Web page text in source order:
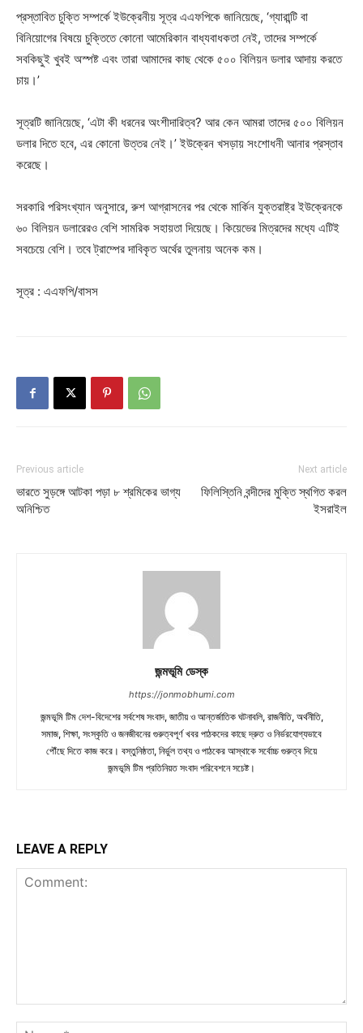
প্রস্তাবিত চুক্তি সম্পর্কে ইউক্রেনীয় সূত্র এএফপিকে জানিয়েছে, ‘গ্যারান্টি বা
বিনিয়োগের বিষয়ে চুক্তিতে কোনো আমেরিকান বাধ্যবাধকতা নেই, তাদের সম্পর্কে
সবকিছুই খুবই অস্পষ্ট এবং তারা আমাদের কাছ থেকে ৫০০ বিলিয়ন ডলার আদায় করতে
চায়।’
সূত্রটি জানিয়েছে, ‘এটা কী ধরনের অংশীদারিত্ব? আর কেন আমরা তাদের ৫০০ বিলিয়ন
ডলার দিতে হবে, এর কোনো উত্তর নেই।’ ইউক্রেন খসড়ায় সংশোধনী আনার প্রস্তাব
করেছে।
সরকারি পরিসংখ্যান অনুসারে, রুশ আগ্রাসনের পর থেকে মার্কিন যুক্তরাষ্ট্র ইউক্রেনকে
৬০ বিলিয়ন ডলারেরও বেশি সামরিক সহায়তা দিয়েছে। কিয়েভের মিত্রদের মধ্যে এটিই
সবচেয়ে বেশি। তবে ট্রাম্পের দাবিকৃত অর্থের তুলনায় অনেক কম।
সূত্র : এএফপি/বাসস
Previous article
ভারতে সুড়ঙ্গে আটকা পড়া ৮ শ্রমিকের ভাগ্য
অনিশ্চিত
Next article
ফিলিস্তিনি বন্দীদের মুক্তি স্থগিত করল
ইসরাইল
জন্মভূমি ডেস্ক
https://jonmobhumi.com
জন্মভূমি টিম দেশ-বিদেশের সর্বশেষ সংবাদ, জাতীয় ও আন্তর্জাতিক ঘটনাবলি, রাজনীতি, অর্থনীতি,
সমাজ, শিক্ষা, সংস্কৃতি ও জনজীবনের গুরুত্বপূর্ণ খবর পাঠকদের কাছে দ্রুত ও নির্ভরযোগ্যভাবে
পৌঁছে দিতে কাজ করে। বস্তুনিষ্ঠতা, নির্ভুল তথ্য ও পাঠকের আস্থাকে সর্বোচ্চ গুরুত্ব দিয়ে
জন্মভূমি টিম প্রতিনিয়ত সংবাদ পরিবেশনে সচেষ্ট।
LEAVE A REPLY